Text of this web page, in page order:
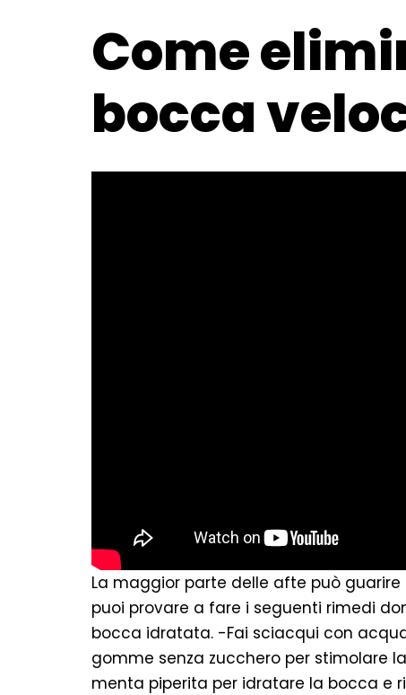
Come
bocca
La maggior parte delle afte può
puoi provare a fare i seguenti rimedi
bocca idratata. -Fai sciacqui con
gomme senza zucchero per stimolare
menta piperita per idratare la bocca e